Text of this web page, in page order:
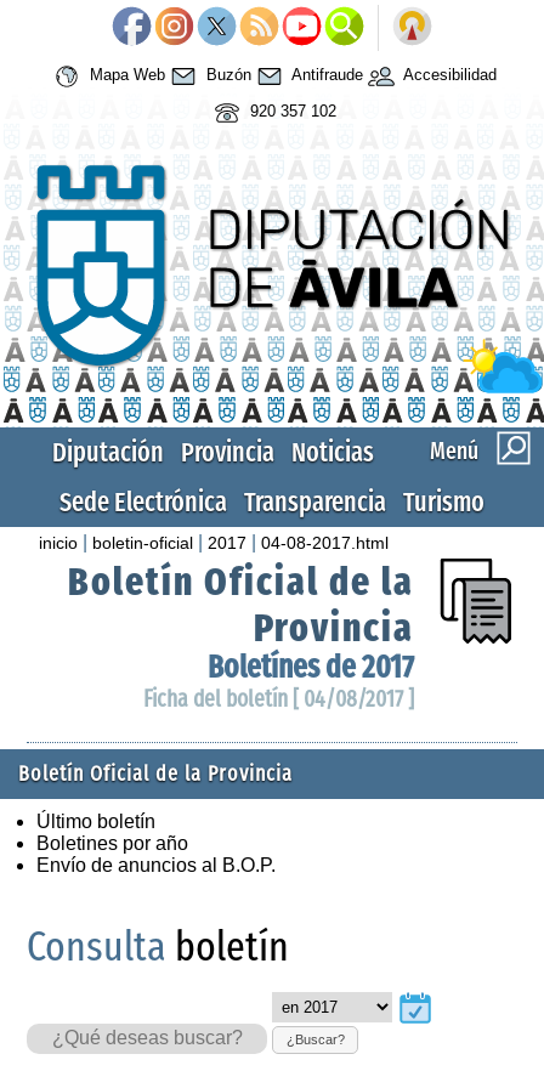
Mapa Web Buzón Antifraude
Accesibilidad
920 357 102
Menú
Diputación Provincia Noticias
Sede Electrónica Transparencia Turismo
inicio boletin-oficial 2017 |04-08-2017.html
Boletín Oficial de la
Provincia
Boletínes de 2017
Ficha del boletín [ 04/08/2017 ]
Boletín Oficial de la Provincia
Último boletín
Boletines por año
Envío de anuncios al B.O.P.
Consulta boletín
¿Buscar?